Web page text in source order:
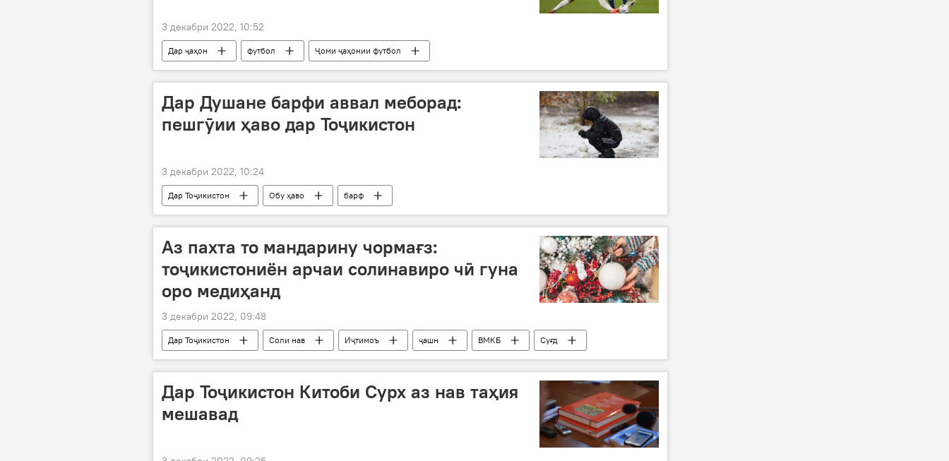
3 декабри 2022, 10:52
Дар ҷаҳон футбол Ҷоми ҷаҳонии футбол
Дар Душане барфи аввал меборад:
пешгӯии ҳаво дар Тоҷикистон
3 декабри 2022, 10:24
Дар Тоҷикистон Обу ҳаво барф
Аз пахта то мандарину чормағз:
тоҷикистониён арчаи солинавиро чӣ гуна
оро медиҳанд
3 декабри 2022, 09:48
Дар Тоҷикистон Соли нав Иҷтимоъ ҷашн ВМКБ
Суғд
Хатлон
Дар Тоҷикистон Китоби Сурх аз нав таҳия
мешавад